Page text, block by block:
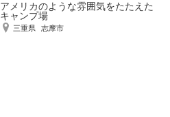
アメリカのような雰囲気をたたえた
キャンプ場
三重県 志摩市